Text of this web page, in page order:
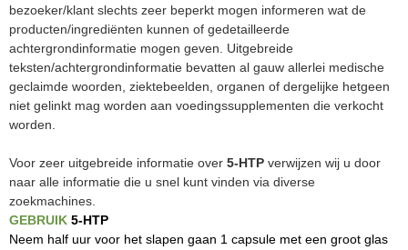
bezoeker/klant slechts zeer beperkt mogen informeren wat de
producten/ingrediënten kunnen of gedetailleerde
achtergrondinformatie mogen geven. Uitgebreide
teksten/achtergrondinformatie bevatten al gauw allerlei medische
geclaimde woorden, ziektebeelden, organen of dergelijke hetgeen
niet gelinkt mag worden aan voedingssupplementen die verkocht
worden.
Voor zeer uitgebreide informatie over 5-HTP verwijzen wij u door
naar alle informatie die u snel kunt vinden via diverse
zoekmachines.
GEBRUIK 5-HTP
Neem half uur voor het slapen gaan 1 capsule met een groot glas